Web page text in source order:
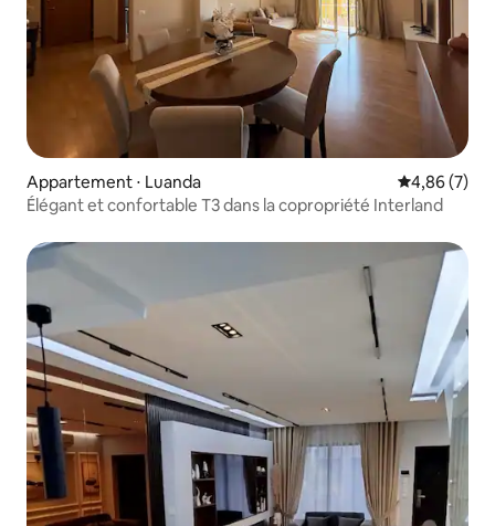
Appartement ⋅ Luanda Évaluation
4,86 (7)
Élégant et confortable T3 dans la copropriété Interland